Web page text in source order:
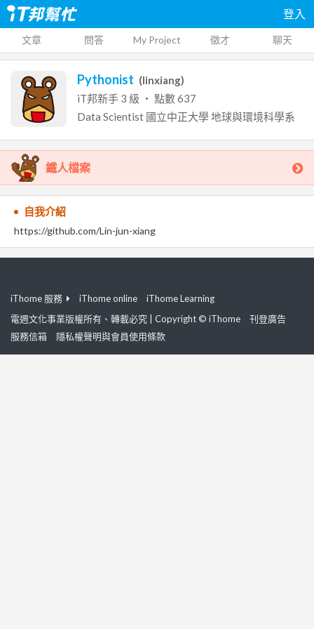
登入
文章 問答 My Project 徵才 聊天
Pythonist (linxiang)
iT邦新手 3 級 ‧ 點數637
Data Scientist 國立中正大學地球與環境科學系
鐵人檔案
自我介紹
https://github.com/Lin-jun-xiang
iThome 服務 iThome online
iThome Learning
電週文化事業版權所有、轉載必究 | Copyright © iThome
刊登廣告
服務信箱
隱私權聲明與會員使用條款